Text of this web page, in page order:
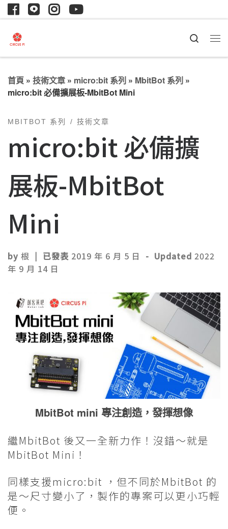
Search
首頁 » 技術文章 » micro:bit 系列 » MbitBot 系列 »
micro:bit 必備擴展板-MbitBot Mini
MBITBOT 系列 技術文章
micro:bit 必備擴
展板-MbitBot
Mini
by 根 | 已發表 2019 年 6 月 5 日 - Updated 2022
年 9 月 14 日
MbitBot mini 專注創造，發揮想像
繼MbitBot 後又一全新力作！沒錯～就是
MbitBot Mini！
同樣支援micro:bit ，但不同於MbitBot 的
是～尺寸變小了，製作的專案可以更小巧輕
便。